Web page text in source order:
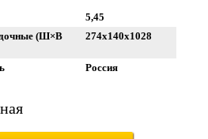
5,45
(Ш×В
274х140х1028
Россия